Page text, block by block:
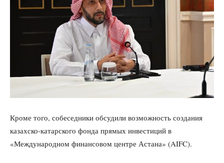
Кроме того, собеседники обсудили возможность создания
казахско-катарского фонда прямых инвестиций в
«Международном финансовом центре Астана» (AIFC).